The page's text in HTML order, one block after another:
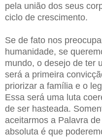
pela união dos seus
ciclo de crescimento.
Se de fato nos
humanidade, se
mundo, o desejo de ter
será a primeira
priorizar a família e o
Essa será uma luta
de ser hasteada.
aceitarmos a Palavra
absoluta é que